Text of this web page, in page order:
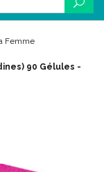
Femme
90 Gélules -